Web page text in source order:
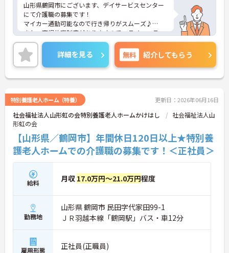
山形県鶴岡市にございます、デイサービスセンター
にて介護職の募集です！
マイカー通勤可能なので行き帰りがスムーズ♪
また、育児休暇制度がありますので、ライフステー
ジに応じて長くお仕事を続けていくことができます
★
ご興味のある方は、マイナビ介護職までお問い合わ
せください。
詳細を見る 無料 紹介してもらう
特別養護老人ホーム（特養） 更新日：2026年06月16日
社会福祉法人山形虹の会特別養護老人ホームかけはし
社会福祉法人山
形虹の会
【山形県／鶴岡市】年間休日120日以上★特別養
護老人ホームでの介護職の募集です！＜正社員＞
給料 月収 17.0万円～21.0万円程度
勤務地
山形県 鶴岡市 民田字代家田99-1
ＪＲ羽越本線「鶴岡駅」バス・車12分
雇用形態 正社員(正職員)